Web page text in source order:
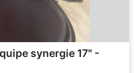
synergie 17" -